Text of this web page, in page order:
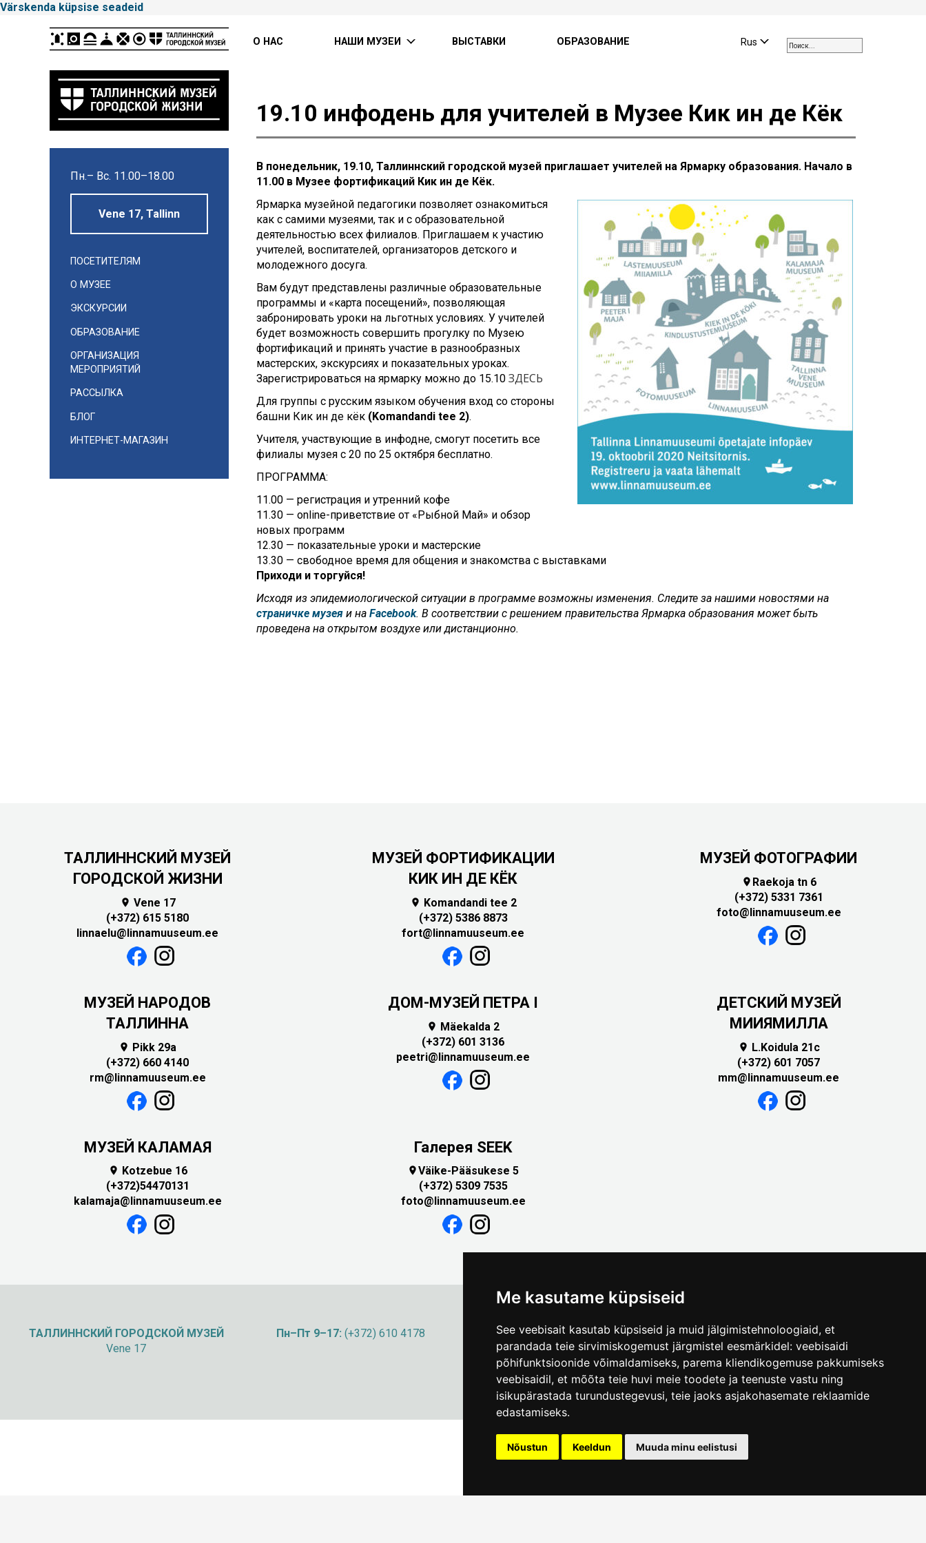
Me kasutame küpsiseid
See veebisait kasutab küpsiseid ja muid jälgimistehnoloogiaid, et
parandada teie sirvimiskogemust järgmistel eesmärkidel: veebisaidi
põhifunktsioonide võimaldamiseks, parema kliendikogemuse pakkumiseks
veebisaidil, et mõõta teie huvi meie toodete ja teenuste vastu ning
isikupärastada turundustegevusi, teie jaoks asjakohasemate reklaamide
edastamiseks.
Nõustun Keeldun Muuda minu eelistusi
Värskenda küpsise seadeid
the
up
Rus
Peamenüü
О НАС НАШИ МУЗЕИ ВЫСТАВКИ ОБРАЗОВАНИЕ
Пн.– Вс. 11.00–18.00
Vene 17, Tallinn
ПОСЕТИТЕЛЯМ
О МУЗЕЕ
ЭКСКУРСИИ
ОБРАЗОВАНИЕ
ОРГАНИЗАЦИЯ
МЕРОПРИЯТИЙ
РАССЫЛКА
БЛОГ
ИНТЕРНЕТ-МАГАЗИН
19.10 инфодень для учителей в Музее Кик ин де Кёк
В понедельник, 19.10, Таллиннский городской музей приглашает учителей на Ярмарку образования. Начало в
11.00 в Музее фортификаций Кик ин де Кёк.
Ярмарка музейной педагогики позволяет ознакомиться
как с самими музеями, так и с образовательной
деятельностью всех филиалов. Приглашаем к участию
учителей, воспитателей, организаторов детского и
молодежного досуга.
Вам будут представлены различные образовательные
программы и «карта посещений», позволяющая
забронировать уроки на льготных условиях. У учителей
будет возможность совершить прогулку по Музею
фортификаций и принять участие в разнообразных
мастерских, экскурсиях и показательных уроках.
Зарегистрироваться на ярмарку можно до 15.10 ЗДЕСЬ
Для группы с русским языком обучения вход со стороны
башни Кик ин де кёк (Komandandi tee 2).
Учителя, участвующие в инфодне, смогут посетить все
филиалы музея с 20 по 25 октября бесплатно.
ПРОГРАММА:
11.00 — регистрация и утренний кофе
11.30 — online-приветствие от «Рыбной Май» и обзор
новых программ
12.30 — показательные уроки и мастерские
13.30 — свободное время для общения и знакомства с выставками
Приходи и торгуйся!
Исходя из эпидемиологической ситуации в программе возможны изменения. Следите за нашими новостями на
страничке музея и на Facebook. В соответствии с решением правительства Ярмарка образования может быть
проведена на открытом воздухе или дистанционно.
ТАЛЛИННСКИЙ МУЗЕЙ
ГОРОДСКОЙ ЖИЗНИ
 Vene 17
(+372) 615 5180
linnaelu@linnamuuseum.ee
МУЗЕЙ ФОРТИФИКАЦИИ
КИК ИН ДЕ КЁК
 Komandandi tee 2
(+372) 5386 8873
fort@linnamuuseum.ee
МУЗЕЙ ФОТОГРАФИИ
 Raekoja tn 6
(+372) 5331 7361
foto@linnamuuseum.ee
MУЗЕЙ НАРОДОВ
ТАЛЛИННА
 Pikk 29a
(+372) 660 4140
rm@linnamuuseum.ee
ДОМ-МУЗЕЙ ПЕТРА I
 Mäekalda 2
(+372) 601 3136
peetri@linnamuuseum.ee
ДЕТСКИЙ МУЗЕЙ
МИИЯМИЛЛА
 L.Koidula 21c
(+372) 601 7057
mm@linnamuuseum.ee
МУЗЕЙ КАЛАМАЯ

Kotzebue 16
(+372)54470131
kalamaja@linnamuuseum.ee
Галерея SEEK
Väike-Pääsukese 5
(+372) 5309 7535
foto@linnamuuseum.ee
ТАЛЛИННСКИЙ ГОРОДСКОЙ МУЗЕЙ
Vene 17
Пн–Пт 9–17: (+372) 610 4178 info@linnamuuseum.ee